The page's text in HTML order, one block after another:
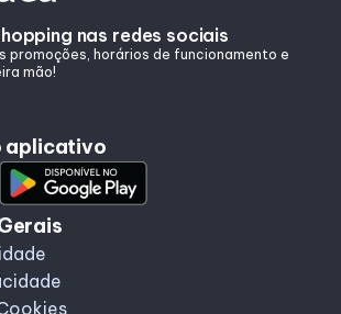
nas redes sociais
promoções, horários de funcionamento e
mão!
aplicativo